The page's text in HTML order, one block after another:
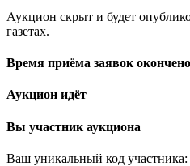
Аукцион скрыт и будет
газетах.
Время приёма заявок окончено
Аукцион идёт
Вы участник аукциона
Ваш уникальный код участника: